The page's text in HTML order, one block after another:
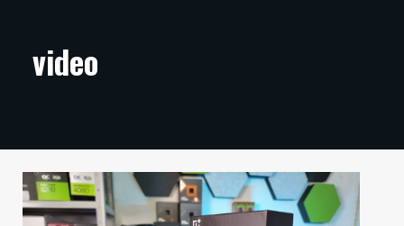
ARTIKKELIT
TECHBBS
TIETOA
video